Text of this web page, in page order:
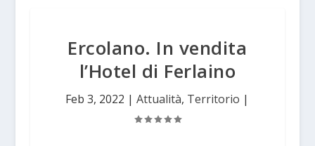
Ercolano. In vendita
l’Hotel di Ferlaino
Feb 3, 2022 |Attualità, Territorio |